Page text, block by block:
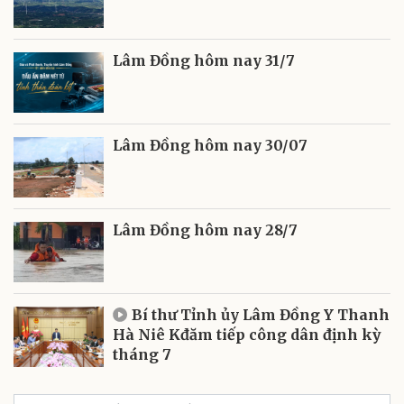
Lâm Đồng hôm nay 31/7
Lâm Đồng hôm nay 30/07
Lâm Đồng hôm nay 28/7
Bí thư Tỉnh ủy Lâm Đồng Y Thanh
Hà Niê Kđăm tiếp công dân định kỳ
tháng 7